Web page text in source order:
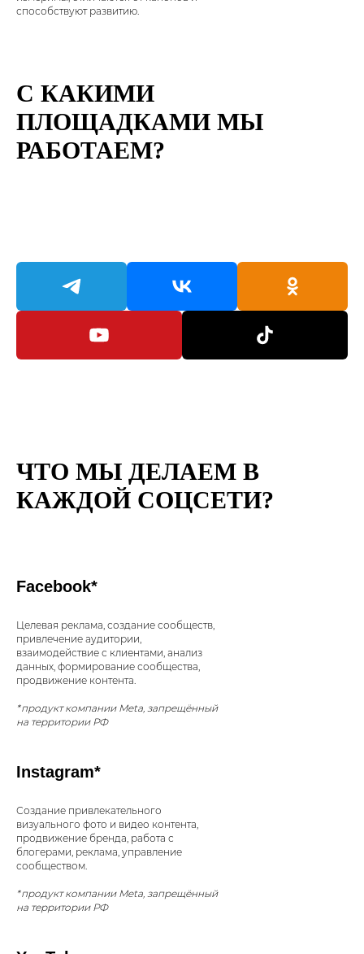
способствуют развитию.
С КАКИМИ
ПЛОЩАДКАМИ МЫ
РАБОТАЕМ?
ЧТО МЫ ДЕЛАЕМ В
КАЖДОЙ СОЦСЕТИ?
Facebook*
Целевая реклама, создание сообществ,
привлечение аудитории,
взаимодействие с клиентами, анализ
данных, формирование сообщества,
продвижение контента.
*продукт компании Meta, запрещённый
на территории РФ
Instagram*
Создание привлекательного
визуального фото и видео контента,
продвижение бренда, работа с
блогерами, реклама, управление
сообществом.
*продукт компании Meta, запрещённый
на территории РФ